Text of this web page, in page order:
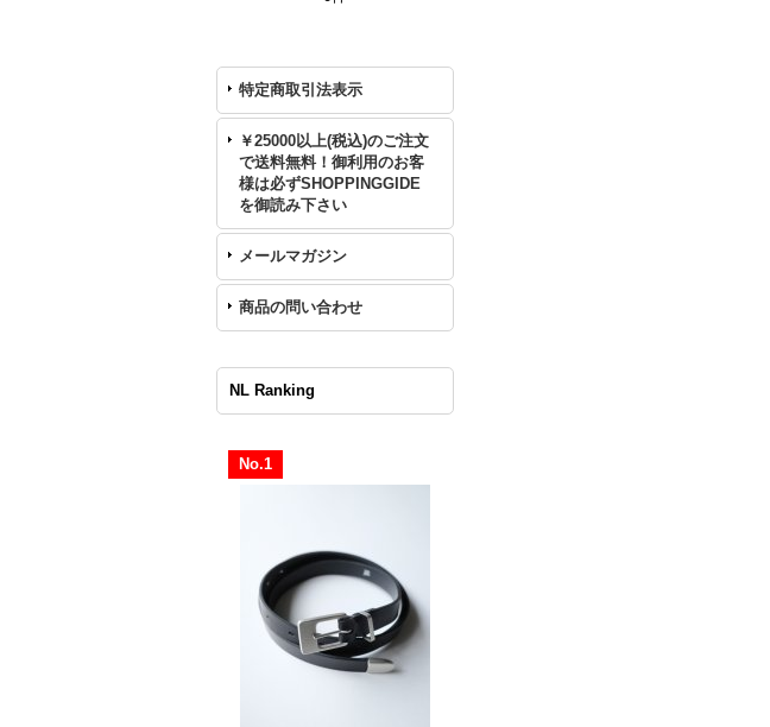
特定商取引法表示
￥25000以上(税込)のご注文
で送料無料！御利用のお客
様は必ずSHOPPINGGIDE
を御読み下さい
メールマガジン
商品の問い合わせ
NL Ranking
No.1